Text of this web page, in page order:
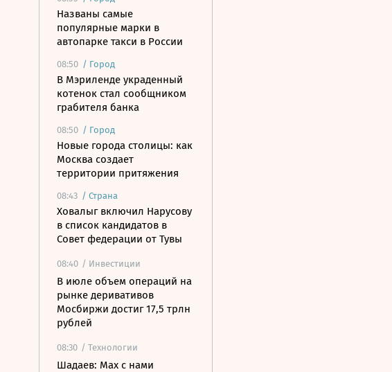
Названы самые
популярные марки в
автопарке такси в России
08:50 / Город
В Мэриленде украденный
котенок стал сообщником
грабителя банка
08:50 / Город
Новые города столицы: как
Москва создает
территории притяжения
08:43 / Страна
Ховалыг включил Нарусову
в список кандидатов в
Совет федерации от Тувы
08:40 / Инвестиции
В июле объем операций на
рынке деривативов
Мосбиржи достиг 17,5 трлн
рублей
08:30 / Технологии
Шадаев: Max с нами